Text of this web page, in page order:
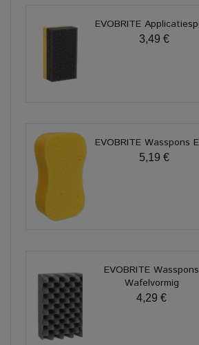
EVOBRITE
3,49 €
EVOBRITE Wasspons
5,19 €
EVOBRITE Wasspons
Wafelvormig
4,29 €